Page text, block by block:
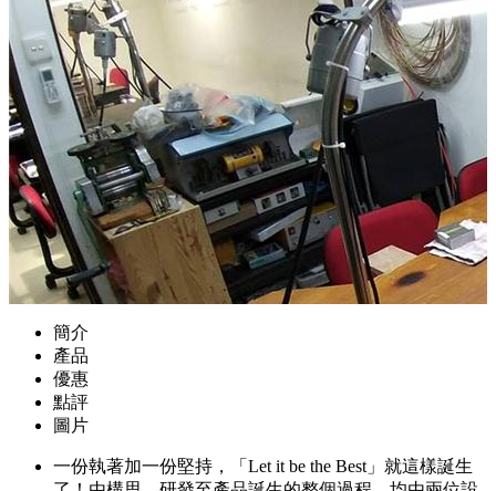
簡介
產品
優惠
點評
圖片
一份執著加一份堅持，「Let it be the Best」就這樣誕生